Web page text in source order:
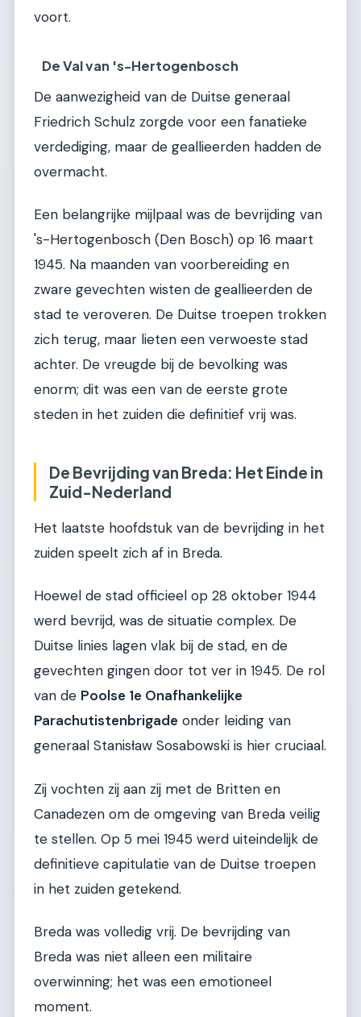
voort.
De Val van 's-Hertogenbosch
De aanwezigheid van de Duitse generaal
Friedrich Schulz zorgde voor een fanatieke
verdediging, maar de geallieerden hadden de
overmacht.
Een belangrijke mijlpaal was de bevrijding van
's-Hertogenbosch (Den Bosch) op 16 maart
1945. Na maanden van voorbereiding en
zware gevechten wisten de geallieerden de
stad te veroveren. De Duitse troepen trokken
zich terug, maar lieten een verwoeste stad
achter. De vreugde bij de bevolking was
enorm; dit was een van de eerste grote
steden in het zuiden die definitief vrij was.
De Bevrijding van Breda: Het Einde in
Zuid-Nederland
Het laatste hoofdstuk van de bevrijding in het
zuiden speelt zich af in Breda.
Hoewel de stad officieel op 28 oktober 1944
werd bevrijd, was de situatie complex. De
Duitse linies lagen vlak bij de stad, en de
gevechten gingen door tot ver in 1945. De rol
van de Poolse 1e Onafhankelijke
Parachutistenbrigade onder leiding van
generaal Stanisław Sosabowski is hier cruciaal.
Zij vochten zij aan zij met de Britten en
Canadezen om de omgeving van Breda veilig
te stellen. Op 5 mei 1945 werd uiteindelijk de
definitieve capitulatie van de Duitse troepen
in het zuiden getekend.
Breda was volledig vrij. De bevrijding van
Breda was niet alleen een militaire
overwinning; het was een emotioneel
moment.